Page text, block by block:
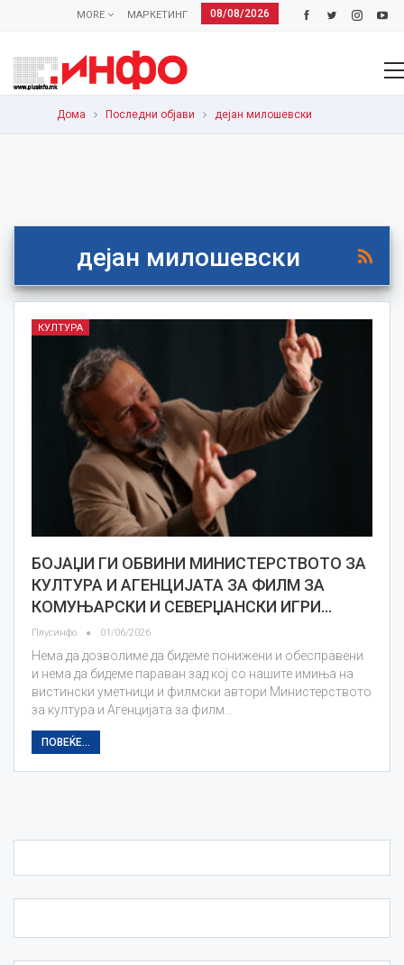
08/08/2026
МАРКЕТИНГ
MORE
Дома Последни објави дејан милошевски
дејан милошевски
КУЛТУРА
БОЈАЏИ ГИ ОБВИНИ МИНИСТЕРСТВОТО ЗА
КУЛТУРА И АГЕНЦИЈАТА ЗА ФИЛМ ЗА
КОМУЊАРСКИ И СЕВЕРЏАНСКИ ИГРИ…
Плусинфо 01/06/2026
Нема да дозволиме да бидеме понижени и обесправени
и нема да бидеме параван зад кој со нашите имиња на
вистински уметници и филмски автори Министерството
за култура и Агенцијата за филм…
ПОВЕЌЕ...